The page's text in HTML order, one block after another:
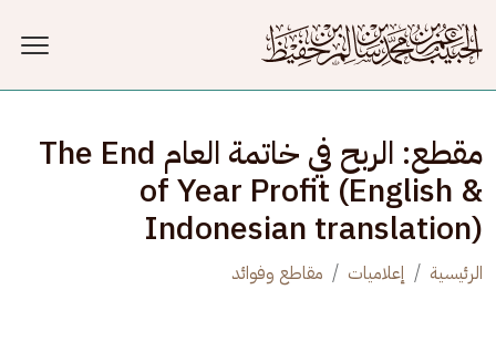
مقطع: الربح في خاتمة العام The End
of Year Profit (English &
Indonesian translation)
الرئيسية إعلاميات مقاطع وفوائد